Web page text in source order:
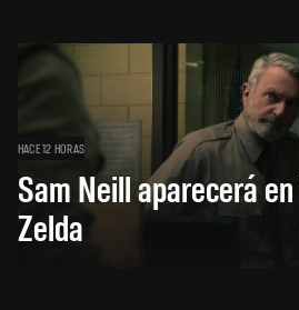
HACE 12 HORAS
Sam Neill aparecerá
Zelda